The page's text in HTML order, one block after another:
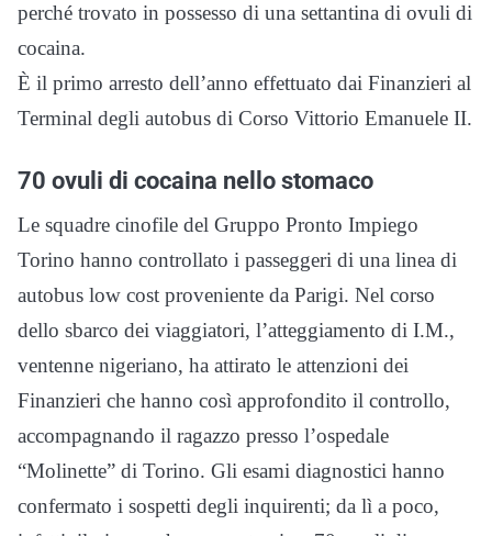
perché trovato in possesso di una settantina di ovuli di
cocaina.
È il primo arresto dell’anno effettuato dai Finanzieri al
Terminal degli autobus di Corso Vittorio Emanuele II.
70 ovuli di cocaina nello stomaco
Le squadre cinofile del Gruppo Pronto Impiego
Torino hanno controllato i passeggeri di una linea di
autobus low cost proveniente da Parigi. Nel corso
dello sbarco dei viaggiatori, l’atteggiamento di I.M.,
ventenne nigeriano, ha attirato le attenzioni dei
Finanzieri che hanno così approfondito il controllo,
accompagnando il ragazzo presso l’ospedale
“Molinette” di Torino. Gli esami diagnostici hanno
confermato i sospetti degli inquirenti; da lì a poco,